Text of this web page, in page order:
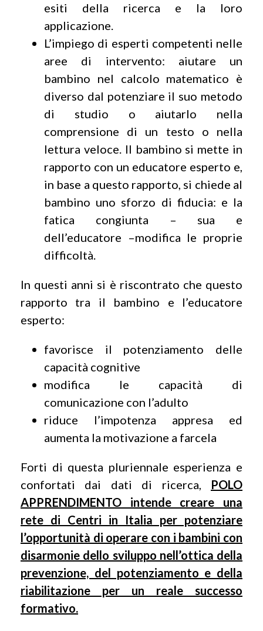
esiti della ricerca e la loro
applicazione.
L’impiego di esperti competenti nelle
aree di intervento: aiutare un
bambino nel calcolo matematico è
diverso dal potenziare il suo metodo
di studio o aiutarlo nella
comprensione di un testo o nella
lettura veloce. Il bambino si mette in
rapporto con un educatore esperto e,
in base a questo rapporto, si chiede al
bambino uno sforzo di fiducia: e la
fatica congiunta – sua e
dell’educatore –modifica le proprie
difficoltà.
In questi anni si è riscontrato che questo
rapporto tra il bambino e l’educatore
esperto:
favorisce il potenziamento delle
capacità cognitive
modifica le capacità di
comunicazione con l’adulto
riduce l’impotenza appresa ed
aumenta la motivazione a farcela
Forti di questa pluriennale esperienza e
confortati dai dati di ricerca, POLO
APPRENDIMENTO intende creare una
rete di Centri in Italia per potenziare
l’opportunità di operare con i bambini con
disarmonie dello sviluppo nell’ottica della
prevenzione, del potenziamento e della
riabilitazione per un reale successo
formativo.